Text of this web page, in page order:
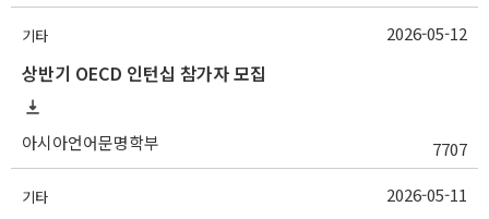
기타
상반기 OECD 인턴십 참가자 모집
아시아언어문명학부 7707
2026-05-12
기타 2026-05-11